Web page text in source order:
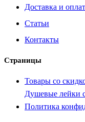
Доставка и
Статьи
Контакты
Страницы
Товары со
Душевые лейки
Политика